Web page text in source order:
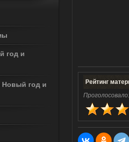
Рейтинг
год и
год и